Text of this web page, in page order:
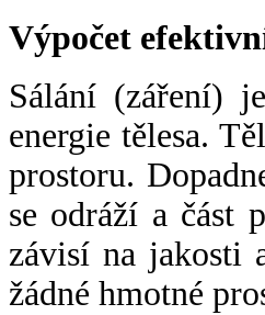
Výpočet
Sálání (záření)
energie tělesa.
prostoru.
se odráží a část
závisí na jakosti
žádné hmotné